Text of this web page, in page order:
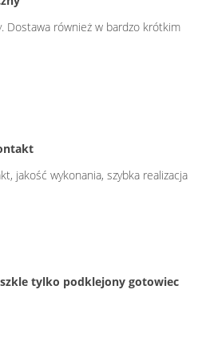
Dostawa również w bardzo krótkim
jakość wykonania, szybka realizacja
tylko podklejony gotowiec